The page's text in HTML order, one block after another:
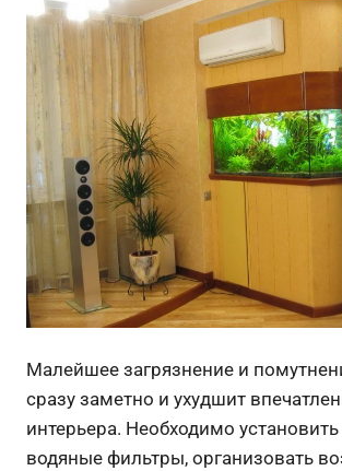
Малейшее загрязнение и
сразу заметно и ухудшит
интерьера. Необходимо
водяные фильтры, организовать